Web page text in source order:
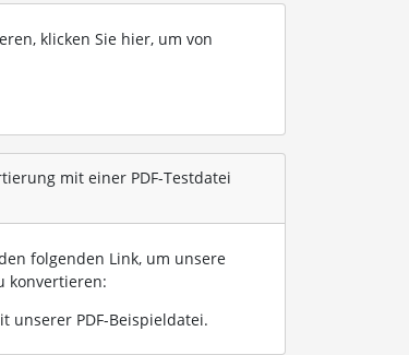
klicken Sie hier, um von
mit einer PDF-Testdatei
folgenden Link, um unsere
konvertieren:
unserer PDF-Beispieldatei.